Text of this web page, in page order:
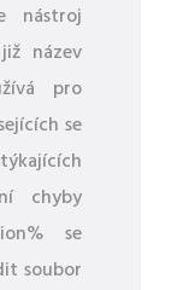
nástroj
název
pro
se
chyby
se
soubor